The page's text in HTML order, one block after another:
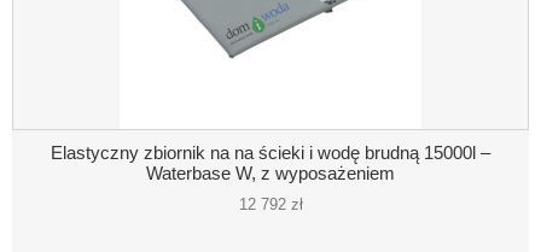
Elastyczny zbiornik na na ścieki i wodę brudną 15000l –
Waterbase W, z wyposażeniem
12 792 zł